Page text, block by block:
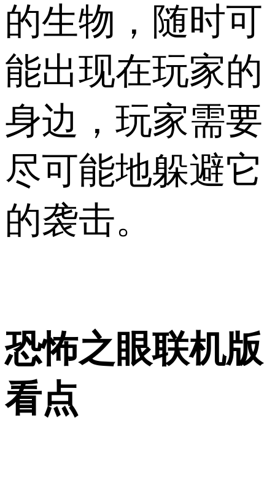
的生物，随时可
能出现在玩家的
身边，玩家需要
尽可能地躲避它
的袭击。
恐怖之眼联机版
看点